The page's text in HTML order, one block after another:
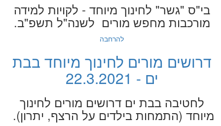
בי"ס "גשר" לחינוך מיוחד - לקויות למידה
מורכבות מחפש מורים לשנה"ל תשפ"ב.
להרחבה
דרושים מורים לחינוך מיוחד בבת
ים - 22.3.2021
לחטיבה בבת ים דרושים מורים לחינוך
מיוחד (התמחות בילדים על הרצף, יתרון).